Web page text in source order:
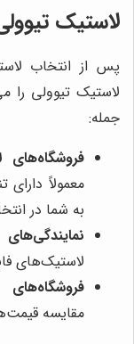
لاستیک
پس از انتخاب
لاستیک تیوولی را
جمله:
فروشگاه‌های
معمولاً دارای
به شما در
لاستیک‌های
فروشگاه‌های
مقایسه